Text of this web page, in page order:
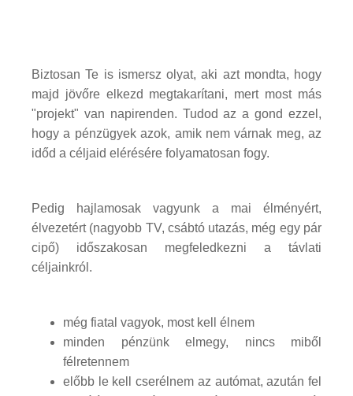
Biztosan Te is ismersz olyat, aki azt mondta, hogy
majd jövőre elkezd megtakarítani, mert most más
"projekt" van napirenden. Tudod az a gond ezzel,
hogy a pénzügyek azok, amik nem várnak meg, az
időd a céljaid elérésére folyamatosan fogy.
Pedig hajlamosak vagyunk a mai élményért,
élvezetért (nagyobb TV, csábtó utazás, még egy pár
cipő) időszakosan megfeledkezni a távlati
céljainkról.
még fiatal vagyok, most kell élnem
minden pénzünk elmegy, nincs miből
félretennem
előbb le kell cserélnem az autómat, azután fel